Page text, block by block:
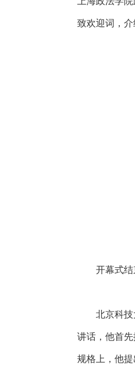
致欢迎词，
开幕式
北京科
讲话，他首
规格上，他